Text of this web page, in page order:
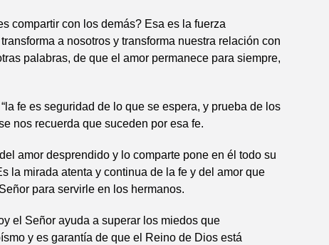
compartir con los demás? Esa es la fuerza
a nosotros y transforma nuestra relación con
palabras, de que el amor permanece para siempre,
fe es seguridad de lo que se espera, y prueba de los
nos recuerda que suceden por esa fe.
amor desprendido y lo comparte pone en él todo su
la mirada atenta y continua de la fe y del amor que
para servirle en los hermanos.
el Señor ayuda a superar los miedos que
y es garantía de que el Reino de Dios está